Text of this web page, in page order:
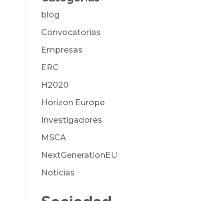
blog
Convocatorias
Empresas
ERC
H2020
Horizon Europe
Investigadores
MSCA
NextGenerationEU
Noticias